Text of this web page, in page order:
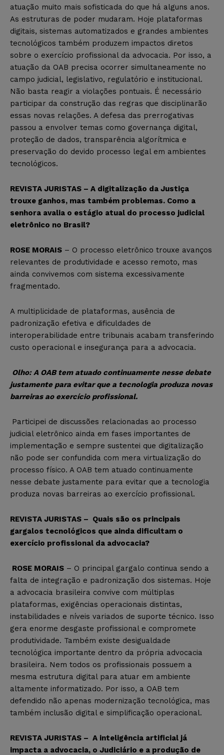
atuação muito mais sofisticada do que há alguns anos.
As estruturas de poder mudaram. Hoje plataformas
digitais, sistemas automatizados e grandes ambientes
tecnológicos também produzem impactos diretos
sobre o exercício profissional da advocacia. Por isso, a
atuação da OAB precisa ocorrer simultaneamente no
campo judicial, legislativo, regulatório e institucional.
Não basta reagir a violações pontuais. É necessário
participar da construção das regras que disciplinarão
essas novas relações. A defesa das prerrogativas
passou a envolver temas como governança digital,
proteção de dados, transparência algorítmica e
preservação do devido processo legal em ambientes
tecnológicos.
REVISTA JURISTAS – A digitalização da Justiça
trouxe ganhos, mas também problemas. Como a
senhora avalia o estágio atual do processo judicial
eletrônico no Brasil?
ROSE MORAIS – O processo eletrônico trouxe avanços
relevantes de produtividade e acesso remoto, mas
ainda convivemos com sistema excessivamente
fragmentado.
A multiplicidade de plataformas, ausência de
padronização efetiva e dificuldades de
interoperabilidade entre tribunais acabam transferindo
custo operacional e insegurança para a advocacia.
Olho: A OAB tem atuado continuamente nesse debate
justamente para evitar que a tecnologia produza novas
barreiras ao exercício profissional.
Participei de discussões relacionadas ao processo
judicial eletrônico ainda em fases importantes de
implementação e sempre sustentei que digitalização
não pode ser confundida com mera virtualização do
processo físico. A OAB tem atuado continuamente
nesse debate justamente para evitar que a tecnologia
produza novas barreiras ao exercício profissional.
REVISTA JURISTAS – Quais são os principais
gargalos tecnológicos que ainda dificultam o
exercício profissional da advocacia?
ROSE MORAIS – O principal gargalo continua sendo a
falta de integração e padronização dos sistemas. Hoje
a advocacia brasileira convive com múltiplas
plataformas, exigências operacionais distintas,
instabilidades e níveis variados de suporte técnico. Isso
gera enorme desgaste profissional e compromete
produtividade. Também existe desigualdade
tecnológica importante dentro da própria advocacia
brasileira. Nem todos os profissionais possuem a
mesma estrutura digital para atuar em ambiente
altamente informatizado. Por isso, a OAB tem
defendido não apenas modernização tecnológica, mas
também inclusão digital e simplificação operacional.
REVISTA JURISTAS – A inteligência artificial já
impacta a advocacia, o Judiciário e a produção de